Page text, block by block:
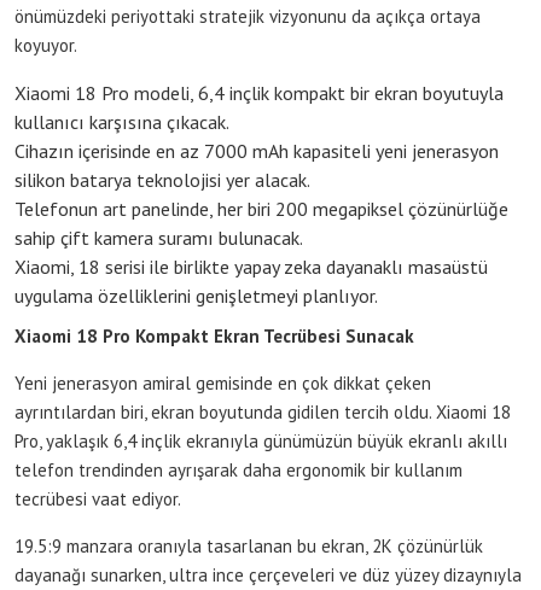
önümüzdeki periyottaki stratejik vizyonunu da açıkça ortaya
koyuyor.
Xiaomi 18 Pro modeli, 6,4 inçlik kompakt bir ekran boyutuyla
kullanıcı karşısına çıkacak.
Cihazın içerisinde en az 7000 mAh kapasiteli yeni jenerasyon
silikon batarya teknolojisi yer alacak.
Telefonun art panelinde, her biri 200 megapiksel çözünürlüğe
sahip çift kamera suramı bulunacak.
Xiaomi, 18 serisi ile birlikte yapay zeka dayanaklı masaüstü
uygulama özelliklerini genişletmeyi planlıyor.
Xiaomi 18 Pro Kompakt Ekran Tecrübesi Sunacak
Yeni jenerasyon amiral gemisinde en çok dikkat çeken
ayrıntılardan biri, ekran boyutunda gidilen tercih oldu. Xiaomi 18
Pro, yaklaşık 6,4 inçlik ekranıyla günümüzün büyük ekranlı akıllı
telefon trendinden ayrışarak daha ergonomik bir kullanım
tecrübesi vaat ediyor.
19.5:9 manzara oranıyla tasarlanan bu ekran, 2K çözünürlük
dayanağı sunarken, ultra ince çerçeveleri ve düz yüzey dizaynıyla